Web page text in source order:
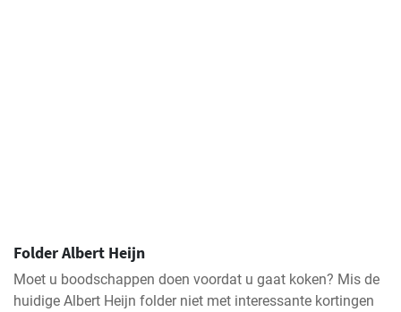
Folder Albert Heijn
Moet u boodschappen doen voordat u gaat koken? Mis de
huidige Albert Heijn folder niet met interessante kortingen